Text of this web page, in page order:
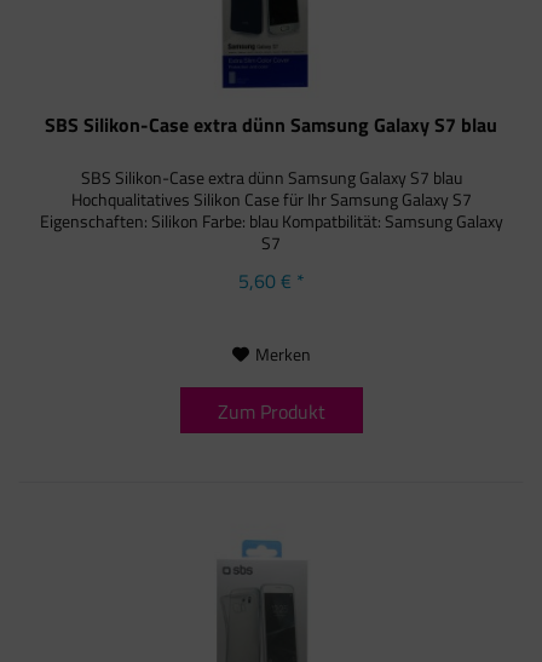
SBS Silikon-Case extra dünn Samsung Galaxy S7 blau
SBS Silikon-Case extra dünn Samsung Galaxy S7 blau
Hochqualitatives Silikon Case für Ihr Samsung Galaxy S7
Eigenschaften: Silikon Farbe: blau Kompatbilität: Samsung Galaxy
S7
5,60 € *
Merken
Zum Produkt